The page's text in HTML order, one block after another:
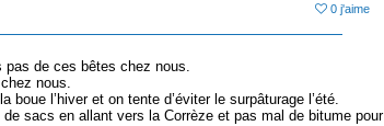
0 j'aime
pas de ces bêtes chez nous.
nous.
l’hiver et on tente d’éviter le surpâturage l’été.
sacs en allant vers la Corrèze et pas mal de bitume pour